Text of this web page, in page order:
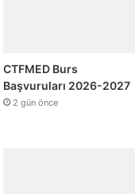
CTFMED Burs
Başvuruları 2026-2027
2 gün önce